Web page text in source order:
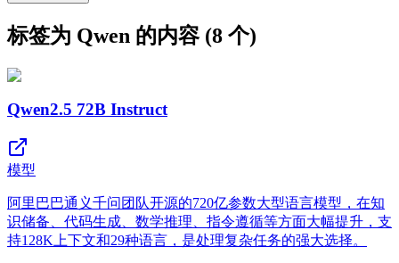
标签为 Qwen 的内容 (8 个)
Qwen2.5 72B Instruct
模型
阿里巴巴通义千问团队开源的720亿参数大型语言模型，在知
识储备、代码生成、数学推理、指令遵循等方面大幅提升，支
持128K上下文和29种语言，是处理复杂任务的强大选择。